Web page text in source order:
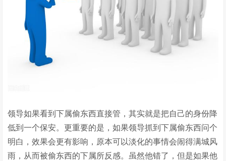
领导如果看到下属偷东西直接管，其实就是把自己的身份降
低到一个保安。更重要的是，如果领导抓到下属偷东西问个
明白，效果会更有影响，原本可以淡化的事情会闹得满城风
雨，从而被偷东西的下属所反感。虽然他错了，但是如果他